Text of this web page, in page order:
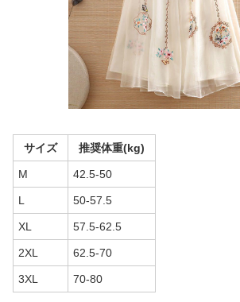
サイズ 推奨体重(kg)
M 42.5-50
L 50-57.5
XL 57.5-62.5
2XL 62.5-70
3XL 70-80